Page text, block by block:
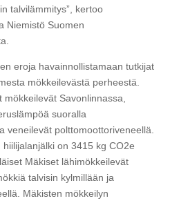
talvilämmitys”, kertoo
Niemistö Suomen
eroja havainnollistamaan tutkijat
mökkeilevästä perheestä.
mökkeilevät Savonlinnassa,
suoralla
veneilevät polttomoottoriveneellä.
on 3415 kg CO2e
Mäkiset lähimökkeilevät
talvisin kylmillään ja
Mäkisten mökkeilyn